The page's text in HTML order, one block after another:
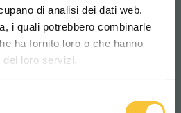
di analisi dei dati web,
i quali potrebbero combinarle
ha fornito loro o che hanno
loro servizi.
in cui ti trovi e la tua
esperienza di